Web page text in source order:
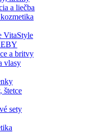
a liečba
VitaStyle
a britvy
vlasy
štetce
sety